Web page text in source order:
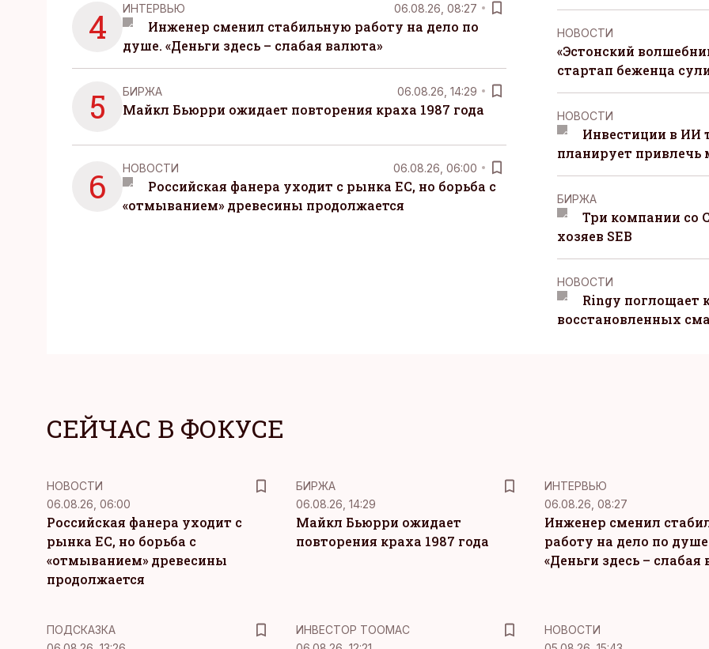
4 ИНТЕРВЬЮ 06.08.26, 08:27
Инженер сменил стабильную работу на дело по
душе. «Деньги здесь – слабая валюта»
5 БИРЖА 06.08.26, 14:29
Майкл Бьюрри ожидает повторения краха 1987 года
6 НОВОСТИ 06.08.26, 06:00
Российская фанера уходит с рынка ЕС, но борьба с
«отмыванием» древесины продолжается
НОВОСТИ
«Эстонский
стартап беженца
НОВОСТИ
Инвестиции в ИИ
планирует
БИРЖА
Три компании со
хозяев SEB
НОВОСТИ
Ringy поглощает
восстановленных
СЕЙЧАС В ФОКУСЕ
НОВОСТИ
06.08.26, 06:00
Российская фанера уходит с
рынка ЕС, но борьба с
«отмыванием» древесины
продолжается
БИРЖА
06.08.26, 14:29
Майкл Бьюрри ожидает
повторения краха 1987 года
ИНТЕРВЬЮ
06.08.26, 08:27
Инженер сменил
работу на дело по
«Деньги здесь – слабая
ПОДСКАЗКА
ИНВЕСТОР ТООМАС
НОВОСТИ